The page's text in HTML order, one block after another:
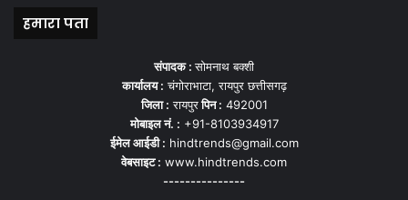
हमारा पता
संपादक :सोमनाथ बक्शी
कार्यालय : चंगोराभाटा, रायपुर छत्तीसगढ़
जिला : रायपुरपिन : 492001
मोबाइल नं. : +91-8103934917
ईमेल आईडी : hindtrends@gmail.com
वेबसाइट : www.hindtrends.com
---------------